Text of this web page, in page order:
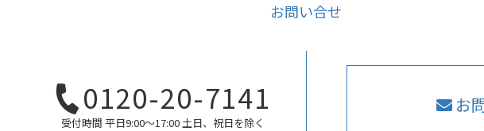
お問い合せ
0120-20-7141
受付時間 平日9:00〜17:00 土日、祝日を除く
お